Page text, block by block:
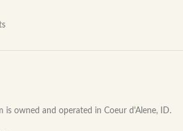
is owned and operated in Coeur d'Alene, ID.